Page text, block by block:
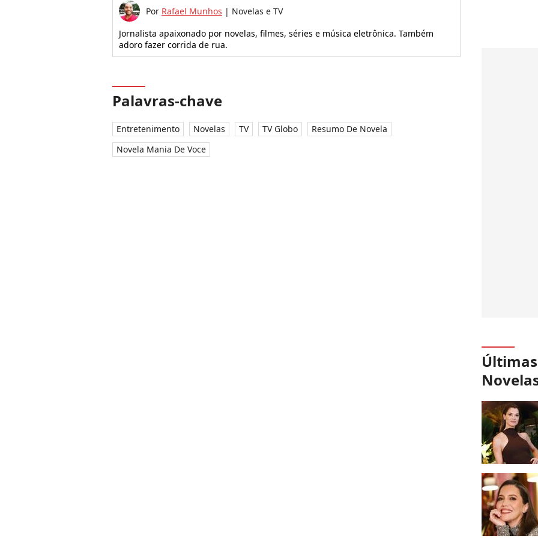
Por Rafael Munhos | Novelas e TV
Jornalista apaixonado por novelas, filmes, séries e música eletrônica. Também
adoro fazer corrida de rua.
Palavras-chave
Entretenimento Novelas TV TV Globo
Resumo De Novela
Novela Mania De Voce